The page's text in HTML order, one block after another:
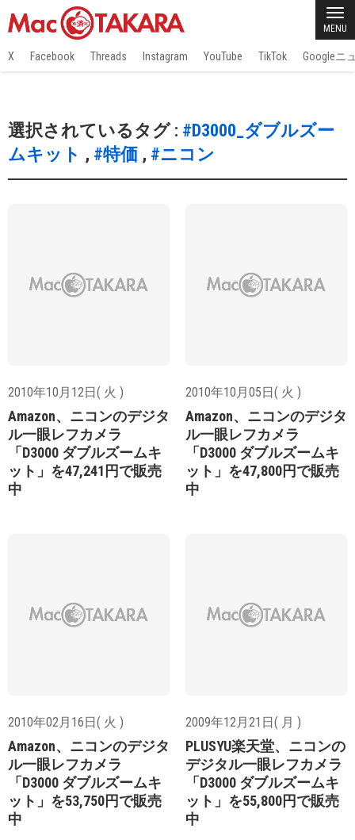
MENU
X Facebook Threads Instagram YouTube TikTok Googleニ
選択されているタグ : #D3000_ダブルズー
ムキット , #特価 , #ニコン
2010年10月12日( 火 )
Amazon、ニコンのデジタ
ル一眼レフカメラ
「D3000 ダブルズームキ
ット」を47,241円で販売
中
2010年10月05日( 火 )
Amazon、ニコンのデジタ
ル一眼レフカメラ
「D3000 ダブルズームキ
ット」を47,800円で販売
中
2010年02月16日( 火 )
Amazon、ニコンのデジタ
ル一眼レフカメラ
「D3000 ダブルズームキ
ット」を53,750円で販売
中
2009年12月21日( 月 )
PLUSYU楽天堂、ニコンの
デジタル一眼レフカメラ
「D3000 ダブルズームキ
ット」を55,800円で販売
中